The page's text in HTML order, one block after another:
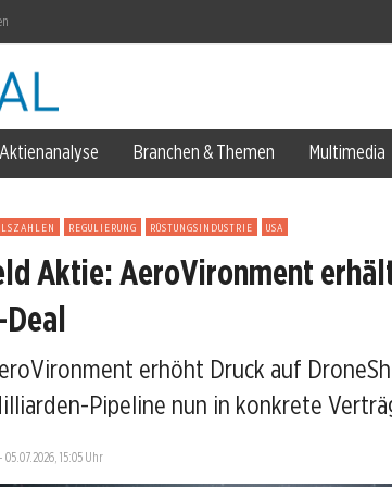
Aktienanalyse Branchen & Themen Multimedia
REGULIERUNG RÜSTUNGSINDUSTRIE USA
Aktie: AeroVironment
erhöht Druck auf
Pipeline nun in konkrete
05.07.2026, 15:05 Uhr